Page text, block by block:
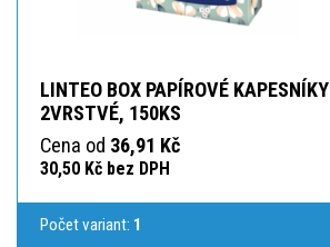
LINTEO BOX PAPÍROVÉ KAPESNÍKY
2VRSTVÉ, 150KS
Cena od 36,91 Kč
30,50 Kč bez DPH
Počet variant: 1